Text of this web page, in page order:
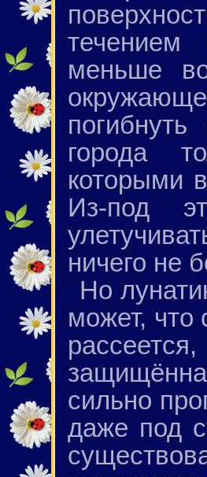
меньше
города
которыми
Из-под
ничего не
Но
может, что
сильно
даже под